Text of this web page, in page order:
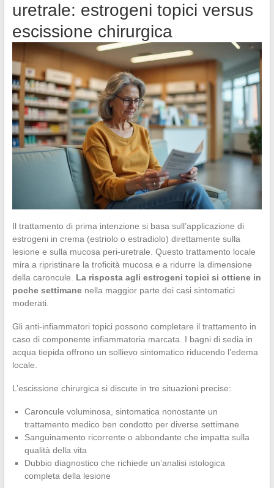
uretrale: estrogeni topici versus
escissione chirurgica
Il trattamento di prima intenzione si basa sull’applicazione di
estrogeni in crema (estriolo o estradiolo) direttamente sulla
lesione e sulla mucosa peri-uretrale. Questo trattamento locale
mira a ripristinare la troficità mucosa e a ridurre la dimensione
della caroncule. La risposta agli estrogeni topici si ottiene in
poche settimanenella maggior parte dei casi sintomatici
moderati.
Gli anti-infiammatori topici possono completare il trattamento in
caso di componente infiammatoria marcata. I bagni di sedia in
acqua tiepida offrono un sollievo sintomatico riducendo l’edema
locale.
L’escissione chirurgica si discute in tre situazioni precise:
Caroncule voluminosa, sintomatica nonostante un
trattamento medico ben condotto per diverse settimane
Sanguinamento ricorrente o abbondante che impatta sulla
qualità della vita
Dubbio diagnostico che richiede un’analisi istologica
completa della lesione